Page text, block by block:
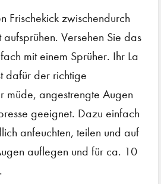
Frischekick zwischendurch
Versehen Sie das
mit einem Sprüher. Ihr La
dafür der richtige
müde, angestrengte Augen
geeignet. Dazu einfach
anfeuchten, teilen und auf
auflegen und für ca. 10